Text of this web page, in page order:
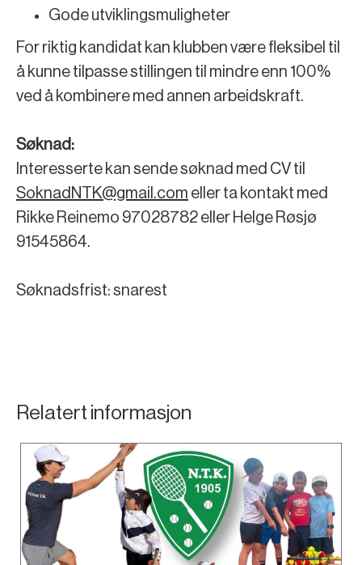
Gode utviklingsmuligheter
For riktig kandidat kan klubben være fleksibel til
å kunne tilpasse stillingen til mindre enn 100%
ved å kombinere med annen arbeidskraft.
Søknad:
Interesserte kan sende søknad med CV til
SoknadNTK@gmail.com eller ta kontakt med
Rikke Reinemo 97028782 eller Helge Røsjø
91545864.
Søknadsfrist: snarest
Relatert informasjon